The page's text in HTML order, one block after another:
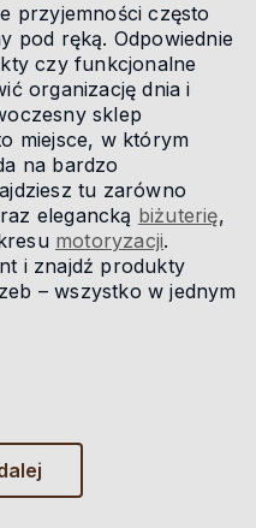
przyjemności często
pod ręką. Odpowiednie
czy funkcjonalne
organizację dnia i
sklep
miejsce, w którym
na bardzo
tu zarówno
elegancką biżuterię,
motoryzacji.
i znajdź produkty
– wszystko w jednym